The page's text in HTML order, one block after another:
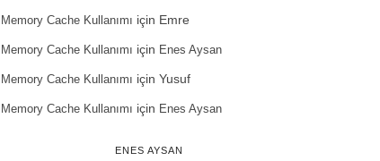
Memory Cache Kullanımı için Emre
Memory Cache Kullanımı için Enes Aysan
Memory Cache Kullanımı için Yusuf
Memory Cache Kullanımı için Enes Aysan
ENES AYSAN